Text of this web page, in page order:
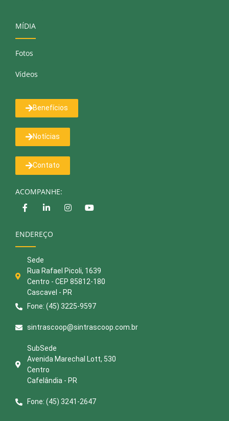
MÍDIA
Fotos
Vídeos
Benefícios
Notícias
Contato
ACOMPANHE:
ENDEREÇO
Sede
Rua Rafael Picoli, 1639
Centro - CEP 85812-180
Cascavel - PR
Fone: (45) 3225-9597
sintrascoop@sintrascoop.com.br
SubSede
Avenida Marechal Lott, 530
Centro
Cafelândia - PR
Fone: (45) 3241-2647